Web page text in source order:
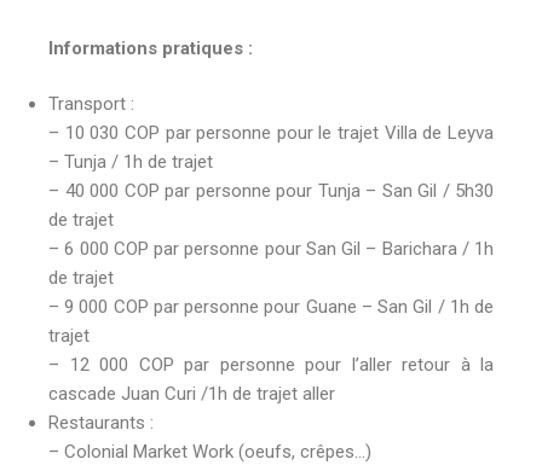
Informations pratiques :
Transport :
– 10 030 COP par personne pour le trajet Villa de Leyva
– Tunja / 1h de trajet
– 40 000 COP par personne pour Tunja – San Gil / 5h30
de trajet
– 6 000 COP par personne pour San Gil – Barichara / 1h
de trajet
– 9 000 COP par personne pour Guane – San Gil / 1h de
trajet
– 12 000 COP par personne pour l’aller retour à la
cascade Juan Curi /1h de trajet aller
Restaurants :
– Colonial Market Work (oeufs, crêpes…)